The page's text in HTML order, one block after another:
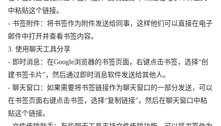
中粘贴这个链接。
- 书签附件：将书签作为附件发送给同事，这样他们可以直接在电子
邮件中打开并查看书签内容。
3. 使用聊天工具分享
- 即时消息：在Google浏览器的书签页面，右键点击书签，选择“创
建书签卡片”，然后通过即时消息软件发送给其他人。
- 聊天窗口：如果需要将书签链接作为聊天窗口的一部分发送，可以
在书签页面右键点击书签，选择“复制链接”，然后在聊天窗口中粘
贴这个链接。